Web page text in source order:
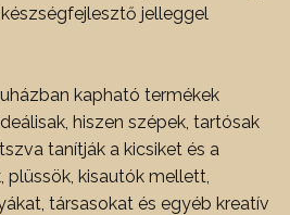
jelleggel
kapható termékek
hiszen szépek, tartósak
tanítják a kicsiket és a
plüssök, kisautók mellett,
társasokat és egyéb kreatív